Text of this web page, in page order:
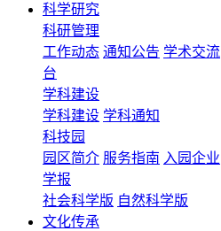
科学研究
科研管理
工作动态 通知公告 学术交流
台
学科建设
学科建设 学科通知
科技园
园区简介 服务指南 入园企业
学报
社会科学版 自然科学版
文化传承